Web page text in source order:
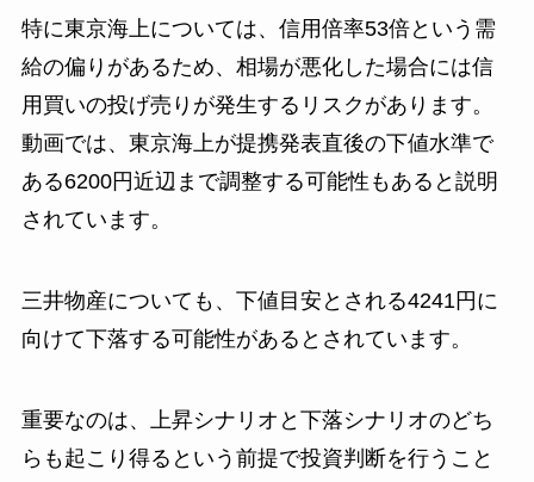
特に東京海上については、信用倍率53倍という需
給の偏りがあるため、相場が悪化した場合には信
用買いの投げ売りが発生するリスクがあります。
動画では、東京海上が提携発表直後の下値水準で
ある6200円近辺まで調整する可能性もあると説明
されています。
三井物産についても、下値目安とされる4241円に
向けて下落する可能性があるとされています。
重要なのは、上昇シナリオと下落シナリオのどち
らも起こり得るという前提で投資判断を行うこと